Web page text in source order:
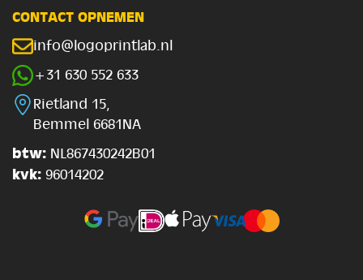
CONTACT OPNEMEN
info@logoprintlab.nl
+31 630 552 633
Rietland 15,
Bemmel 6681NA
btw: NL867430242B01
kvk: 96014202